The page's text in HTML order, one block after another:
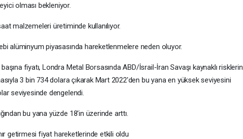
olması bekleniyor.
malzemeleri üretiminde kullanılıyor.
alüminyum piyasasında hareketlenmelere neden oluyor.
fiyatı, Londra Metal Borsasında ABD/İsrail-İran Savaşı kaynaklı risklerin
3 bin 734 dolara çıkarak Mart 2022'den bu yana en yüksek seviyesini
seviyesinde dengelendi.
bu yana yüzde 18'in üzerinde arttı.
getirmesi fiyat hareketlerinde etkili oldu